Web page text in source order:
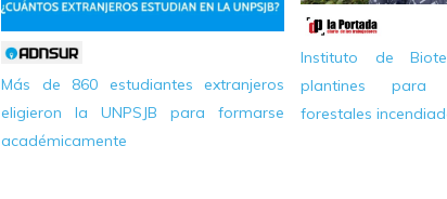
Más de 860 estudiantes extranjeros
eligieron la UNPSJB para formarse
académicamente
Instituto de
plantines para
forestales